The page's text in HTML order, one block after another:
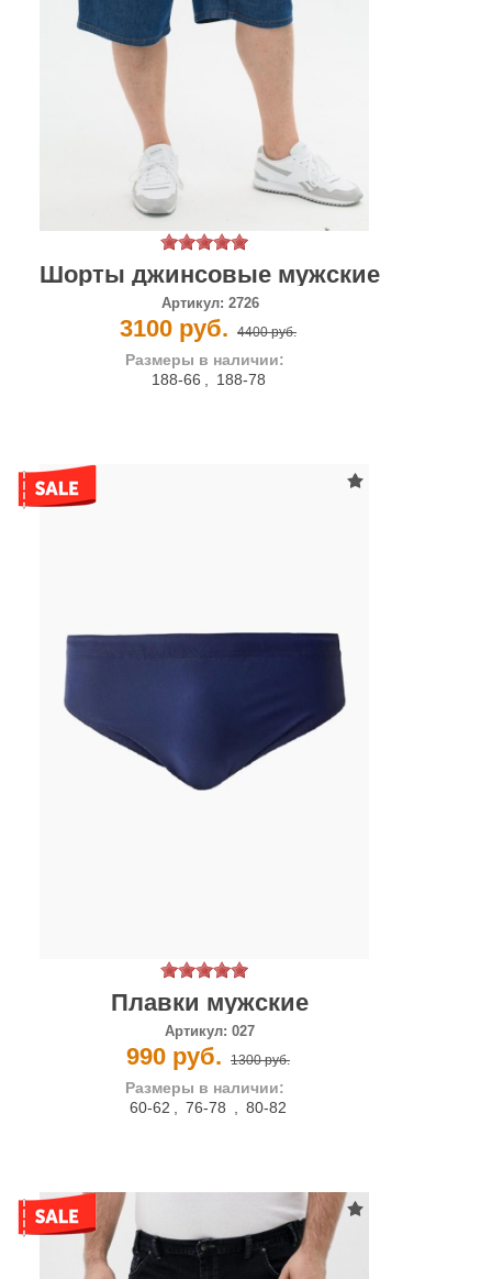
Шорты джинсовые мужские
Артикул: 2726
3100 руб. 4400 руб.
Размеры в наличии:
188-66 , 188-78
Плавки мужские
Артикул: 027
990 руб. 1300 руб.
Размеры в наличии:
60-62 , 76-78 , 80-82